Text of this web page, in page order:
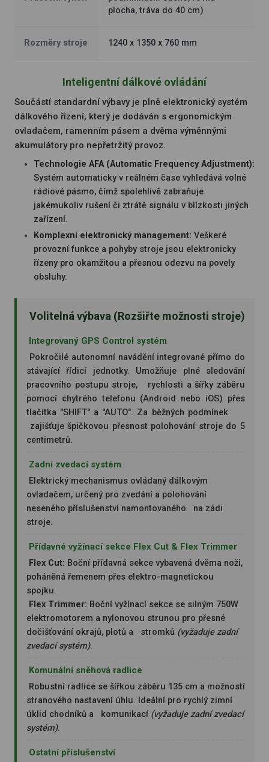
plocha, tráva do 40 cm)
Rozměry stroje 1240 x 1350 x 760 mm
Inteligentní dálkové ovládání
Součástí standardní výbavy je plně elektronický systém
dálkového řízení, který je dodáván s ergonomickým
ovladačem, ramenním pásem a dvěma výměnnými
akumulátory pro nepřetržitý provoz.
Technologie AFA (Automatic Frequency Adjustment):
Systém automaticky v reálném čase vyhledává volné
rádiové pásmo, čímž spolehlivě zabraňuje
jakémukoliv rušení či ztrátě signálu v blízkosti jiných
zařízení.
Komplexní elektronický management: Veškeré
provozní funkce a pohyby stroje jsou elektronicky
řízeny pro okamžitou a přesnou odezvu na povely
obsluhy.
Volitelná výbava (Rozšiřte možnosti stroje)
Integrovaný GPS Control systém
Pokročilé autonomní navádění integrované přímo do
stávající řídicí jednotky. Umožňuje plné sledování
pracovního postupu stroje, rychlosti a šířky záběru
pomocí chytrého telefonu (Android nebo iOS) přes
tlačítka "SHIFT" a "AUTO". Za běžných podmínek
zajišťuje špičkovou přesnost polohování stroje do 5
centimetrů.
Zadní zvedací systém
Elektrický mechanismus ovládaný dálkovým
ovladačem, určený pro zvedání a polohování
neseného příslušenství namontovaného na zádi
stroje.
Přídavné vyžínací sekce Flex Cut & Flex Trimmer
Flex Cut: Boční přídavná sekce vybavená dvěma noži,
poháněná řemenem přes elektro-magnetickou
spojku.
Flex Trimmer: Boční vyžínací sekce se silným 750W
elektromotorem a nylonovou strunou pro přesné
dočišťování okrajů, plotů a stromků (vyžaduje zadní
zvedací systém).
Komunální sněhová radlice
Robustní radlice se šířkou záběru 135 cm a možností
stranového nastavení úhlu. Ideální pro rychlý zimní
úklid chodníků a komunikací (vyžaduje zadní zvedací
systém).
Ostatní příslušenství